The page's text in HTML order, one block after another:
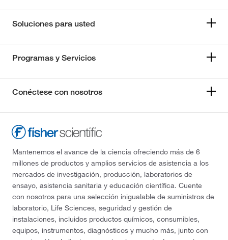
Soluciones para usted
Programas y Servicios
Conéctese con nosotros
Mantenemos el avance de la ciencia ofreciendo más de 6
millones de productos y amplios servicios de asistencia a los
mercados de investigación, producción, laboratorios de
ensayo, asistencia sanitaria y educación científica. Cuente
con nosotros para una selección inigualable de suministros de
laboratorio, Life Sciences, seguridad y gestión de
instalaciones, incluidos productos químicos, consumibles,
equipos, instrumentos, diagnósticos y mucho más, junto con